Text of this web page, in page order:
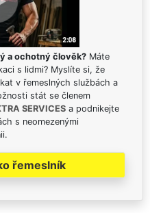
a ochotný člověk? Máte
s lidmi? Myslíte si, že
v řemeslných službách a
stát se členem
SERVICES a podnikejte
s neomezenými
řemeslník